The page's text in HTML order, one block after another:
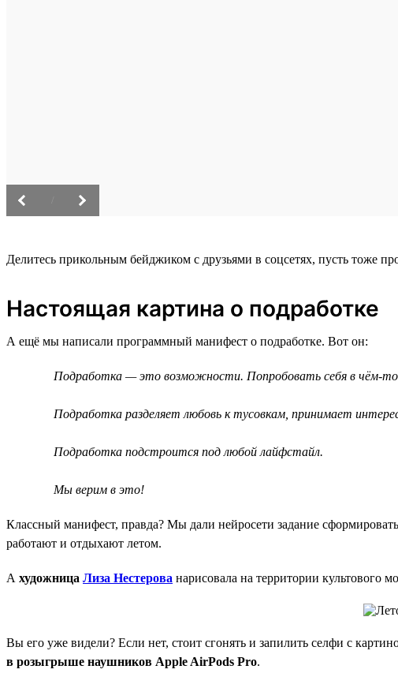
Делитесь прикольным бейджиком с друзьями в соцсетях, пусть тоже
Настоящая картина о подработке
А ещё мы написали программный манифест о подработке. Вот он:
Подработка — это возможности. Попробовать себя в чём-то
Подработка разделяет любовь к тусовкам, принимает
Подработка подстроится под любой лайфстайл.
Мы верим в это!
Классный манифест, правда? Мы дали нейросети задание
работают и отдыхают летом.
А художница Лиза Нестерова нарисовала на территории культового
Вы его уже видели? Если нет, стоит сгонять и запилить селфи с
в розыгрыше наушников Apple AirPods Pro.